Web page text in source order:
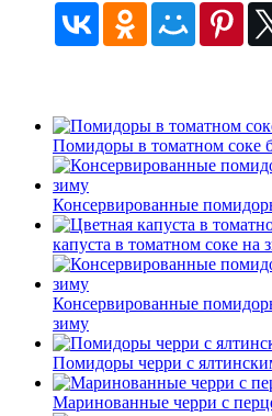
Помидоры в томатном соке
Консервированные
капуста в томатном соке на
Консервированные
зиму
Помидоры черри с
Маринованные черри с